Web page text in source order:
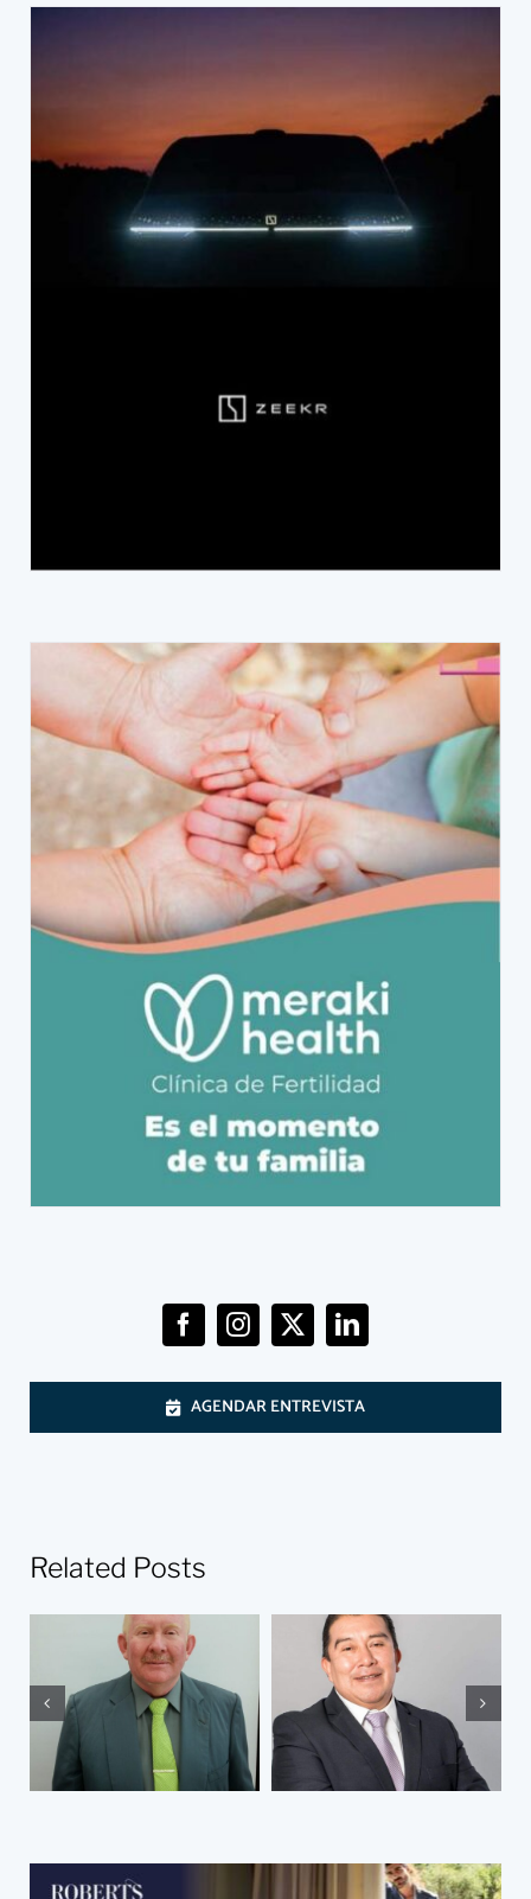
AGENDAR ENTREVISTA
Related Posts
¿Por qué soy
abogado?
El abandono de
los presos una
experiencia
vivida